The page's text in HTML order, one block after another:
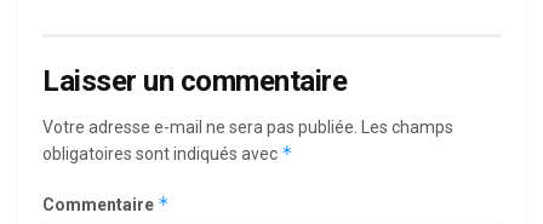
Laisser un commentaire
Votre adresse e-mail ne sera pas publiée.
Les champs
obligatoires sont indiqués avec *
Commentaire *